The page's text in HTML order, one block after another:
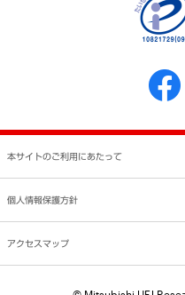
反社会的勢力に対する基本方針
書面による個人情報の開示等の請求
本サイトのご利用にあたって
個人情報保護方針
アクセスマップ